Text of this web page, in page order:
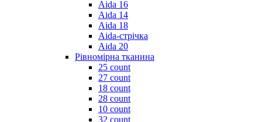
Aida 16
Aida 14
Aida 18
Aida-стрічка
Aida 20
Рівномірна тканина
25 count
27 count
18 count
28 count
10 count
32 count